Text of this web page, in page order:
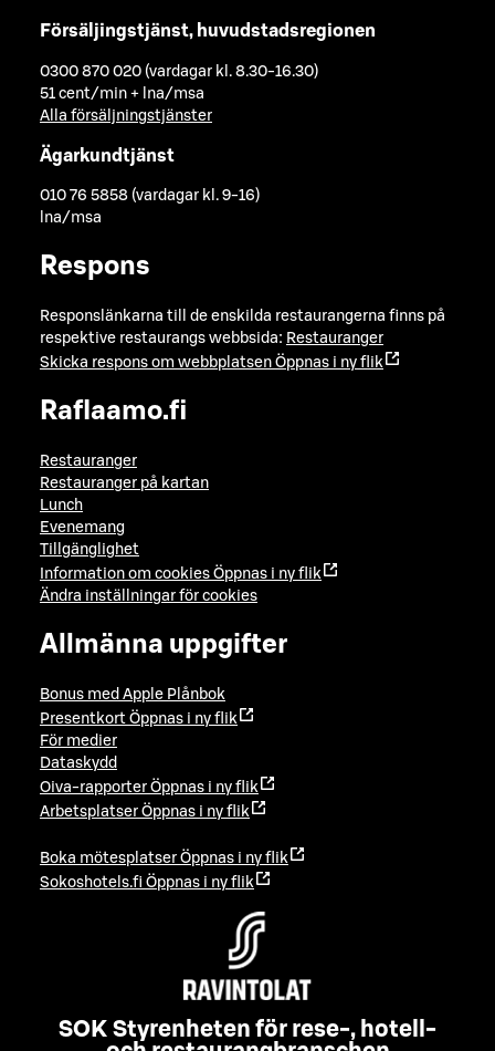
Försäljingstjänst, huvudstadsregionen
0300 870 020 (vardagar kl. 8.30-16.30)
51 cent/min + lna/msa
Alla försäljningstjänster
Ägarkundtjänst
010 76 5858 (vardagar kl. 9-16)
lna/msa
Respons
Responslänkarna till de enskilda restaurangerna finns på
respektive restaurangs webbsida: Restauranger
Skicka respons om webbplatsen Öppnas i ny flik
Raflaamo.fi
Restauranger
Restauranger på kartan
Lunch
Evenemang
Tillgänglighet
Information om cookies Öppnas i ny flik
Ändra inställningar för cookies
Allmänna uppgifter
Bonus med Apple Plånbok
Presentkort Öppnas i ny flik
För medier
Dataskydd
Oiva-rapporter Öppnas i ny flik
Arbetsplatser Öppnas i ny flik
Boka mötesplatser Öppnas i ny flik
Sokoshotels.fi Öppnas i ny flik
SOK Styrenheten för rese-, hotell-